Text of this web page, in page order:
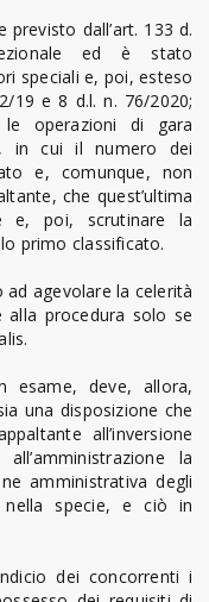
previsto dall’art. 133 d.
ed è stato
speciali e, poi, esteso
19 e 8 d.l. n. 76/2020;
operazioni di gara
in cui il numero dei
e, comunque, non
che quest’ultima
e, poi, scrutinare la
primo classificato.
agevolare la celerità
alla procedura solo se
deve, allora,
una disposizione che
all’inversione
la
amministrativa degli
specie, e ciò in
dei concorrenti i